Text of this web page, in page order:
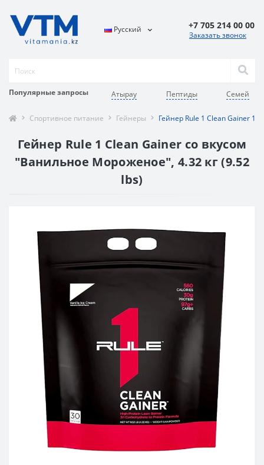
Популярные запросы Атырау Пептиды Семей
Русский +7 705 214 00 00
Заказать звонок
Спортивное питание Гейнеры Гейнер Rule 1 Clean Gainer
Гейнер Rule 1 Clean Gainer со вкусом
"Ванильное Мороженое", 4.32 кг (9.52
lbs)